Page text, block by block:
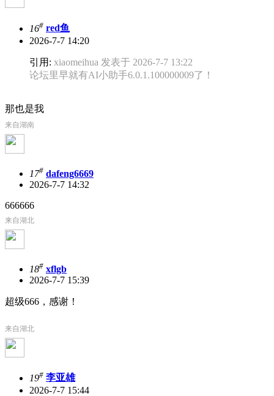
16# red鱼
2026-7-7 14:20
引用: xiaomeihua 发表于 2026-7-7 13:22
论坛里早就有AI小助手6.0.1.100000009了！
那也是我
来自湖南
17# dafeng6669
2026-7-7 14:32
666666
来自湖北
18# xflgb
2026-7-7 15:39
超级666，感谢！
来自湖北
19# 李亚雄
2026-7-7 15:44